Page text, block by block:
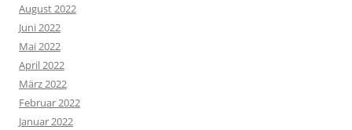
August 2022
Juni 2022
Mai 2022
April 2022
März 2022
Februar 2022
Januar 2022